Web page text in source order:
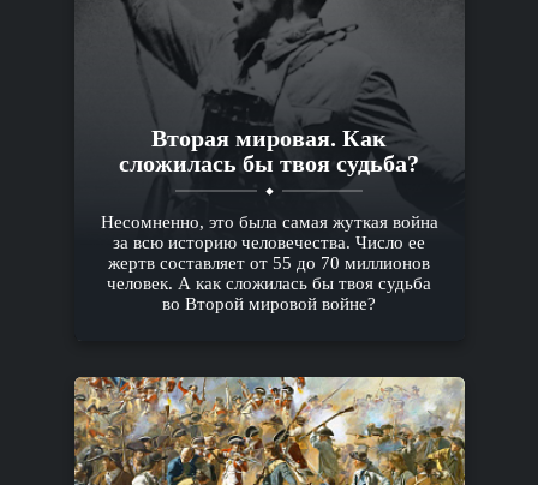
Вторая мировая. Как
сложилась бы твоя судьба?
Несомненно, это была самая жуткая война
за всю историю человечества. Число ее
жертв составляет от 55 до 70 миллионов
человек. А как сложилась бы твоя судьба
во Второй мировой войне?